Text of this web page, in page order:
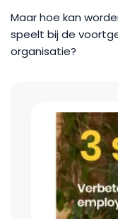
Maar hoe kan
speelt bij de
organisatie?